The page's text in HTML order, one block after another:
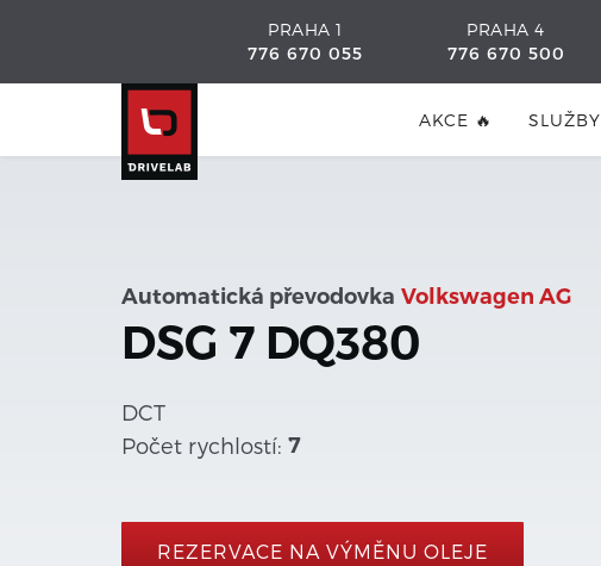
PRAHA 1
776 670 055
PRAHA 4
776 670 500
AKCE 🔥 SLUŽBY
Automatická převodovka Volkswagen AG
DSG 7 DQ380
DCT
Počet rychlostí: 7
REZERVACE NA VÝMĚNU OLEJE